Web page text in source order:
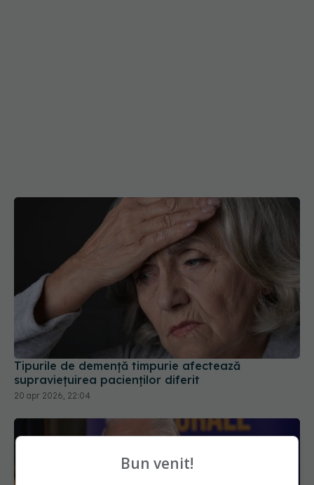
Tipurile de demență timpurie afectează
supraviețuirea pacienților diferit
20 apr 2026, 22:04
Bun venit!